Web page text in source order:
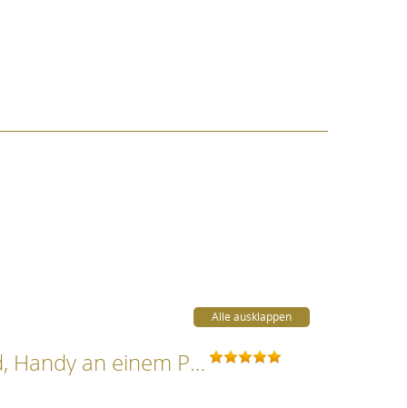
Alle ausklappen
Das Produkt ist für Golfer sehr praktisch, da man Schlüssel, Brille, Geld, Handy an einem Platz hat und nach der Runde mit einem Griff mitnehmen kann